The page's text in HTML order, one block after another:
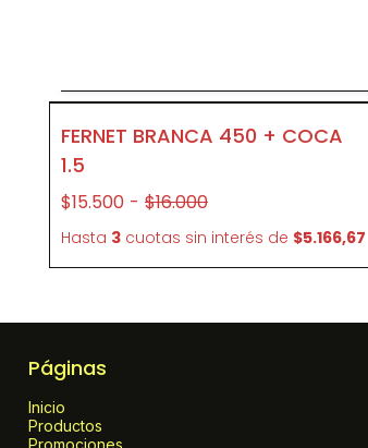
FERNET BRANCA 450 + COCA
1.5
$15.500 - $16.000
Hasta 3 cuotas sin interés de $5.166,67
Páginas
Inicio
Productos
Promociones